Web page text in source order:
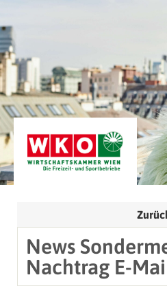
News
Nachtrag E-